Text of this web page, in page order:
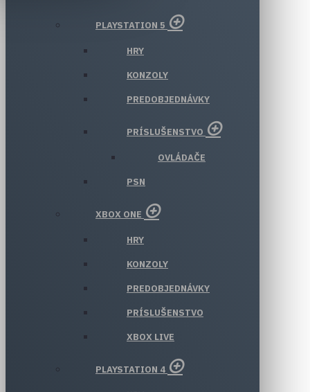
PLAYSTATION 5
HRY
KONZOLY
PREDOBJEDNÁVKY
PRÍSLUŠENSTVO
OVLÁDAČE
PSN
XBOX ONE
HRY
KONZOLY
PREDOBJEDNÁVKY
PRÍSLUŠENSTVO
XBOX LIVE
PLAYSTATION 4